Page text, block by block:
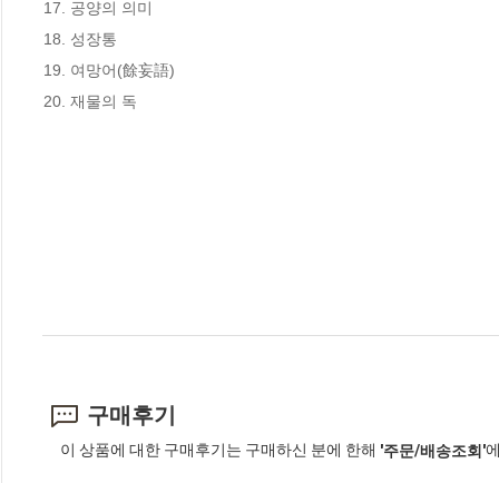
17. 공양의 의미
18. 성장통
19. 여망어(餘妄語)
20. 재물의 독
구매후기
이 상품에 대한 구매후기는 구매하신 분에 한해 '주문/배송조회'